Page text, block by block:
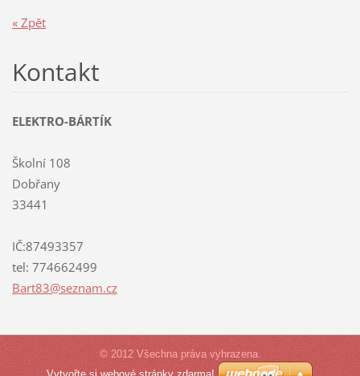
« Zpět
Kontakt
ELEKTRO-BÁRTÍK
Školní 108
Dobřany
33441
IČ:87493357
tel: 774662499
Bart83@seznam.cz
© 2012 Všechna práva vyhrazena.